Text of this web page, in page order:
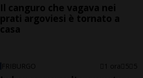
Il canguro che vagava nei
prati argoviesi è tornato a
casa
FRIBURGO 1 ora 5 5